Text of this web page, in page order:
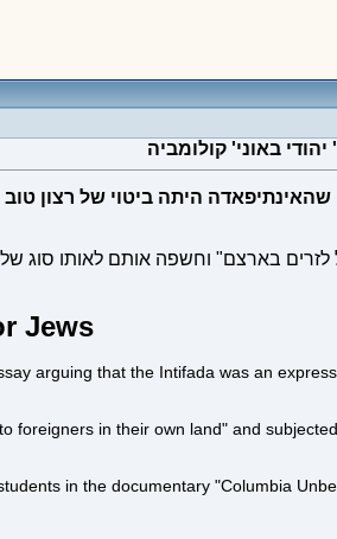
באוני' קולומביה
היתה ביטוי של רצון
לזרים בארצם" וחשפה אותם לאותו סוג
Jews
arguing that the Intifada was an
in their own land" and
in the documentary "Columbia